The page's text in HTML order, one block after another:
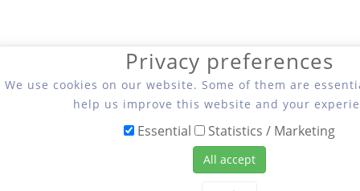
Privacy preferences
We use cookies on our website. Some of them are
help us improve this website and your
Essential Statistics / Marketing
All accept